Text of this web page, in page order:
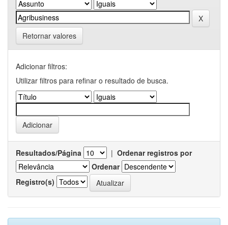
Retornar valores
Adicionar filtros:
Utilizar filtros para refinar o resultado de busca.
Resultados/Página | Ordenar registros por
Ordenar
Registro(s)